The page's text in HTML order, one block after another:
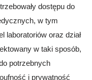
dostępu do
w tym
laboratoriów oraz dział
w taki sposób,
potrzebnych
i prywatność